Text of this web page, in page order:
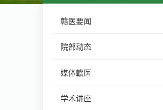
赣医要闻
院部动态
媒体赣医
学术讲座